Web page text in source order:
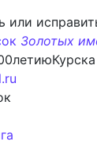
или
Золотых